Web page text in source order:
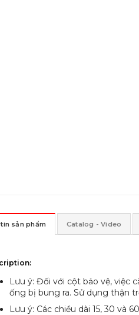
sản phẩm Catalog - Video
Lưu ý: Đối với cột bảo vệ, việc
ống bị bung ra. Sử dụng thận
Lưu ý: Các chiều dài 15, 30 và